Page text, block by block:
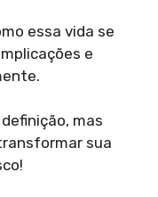
essa vida se
e
mas
sua